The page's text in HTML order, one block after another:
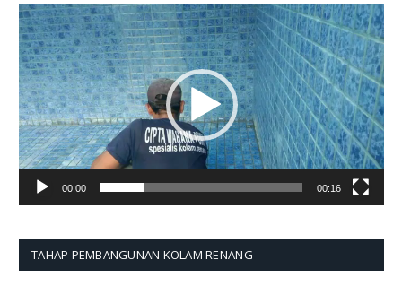
Pemutar
Video
00:00 00:16
TAHAP PEMBANGUNAN KOLAM RENANG